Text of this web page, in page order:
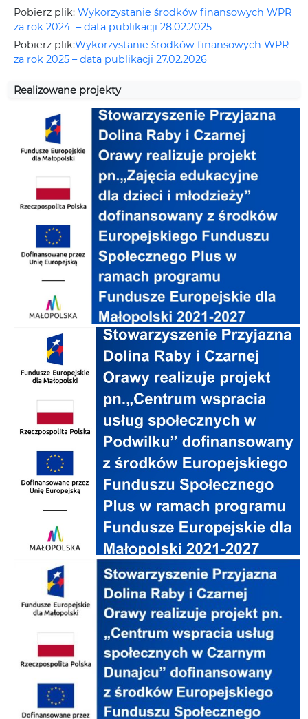
Pobierz plik: Wykorzystanie środków finansowych WPR
za rok 2024 – data publikacji 28.02.2025
Pobierz plik:Wykorzystanie środków finansowych WPR
za rok 2025 – data publikacji 27.02.2026
Realizowane projekty